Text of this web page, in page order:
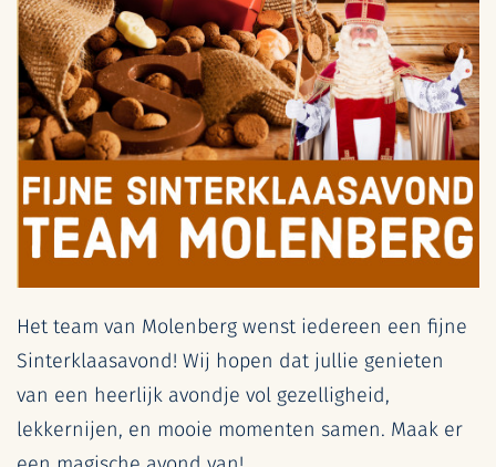
Het team van Molenberg wenst iedereen een fijne
Sinterklaasavond! Wij hopen dat jullie genieten
van een heerlijk avondje vol gezelligheid,
lekkernijen, en mooie momenten samen. Maak er